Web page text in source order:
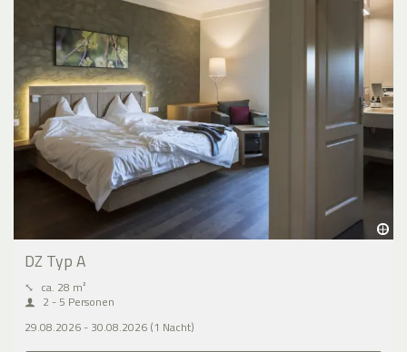
DZ Typ A
⤡ ca. 28 m²
2 - 5 Personen
29.08.2026 - 30.08.2026 (1 Nacht)